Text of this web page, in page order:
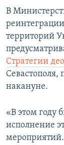
В
территорий
Стратегии
накануне.
«В этом году
исполнение